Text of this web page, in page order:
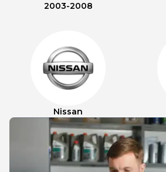
2003-2008
Nissan